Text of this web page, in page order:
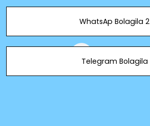
WhatsAp Bolagila 2
Telegram Bolagila